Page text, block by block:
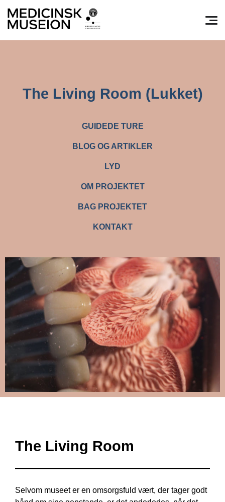
The Living Room (Lukket)
GUIDEDE TURE
BLOG OG ARTIKLER
LYD
OM PROJEKTET
BAG PROJEKTET
KONTAKT
The Living Room
Selvom museet er en omsorgsfuld vært, der tager godt